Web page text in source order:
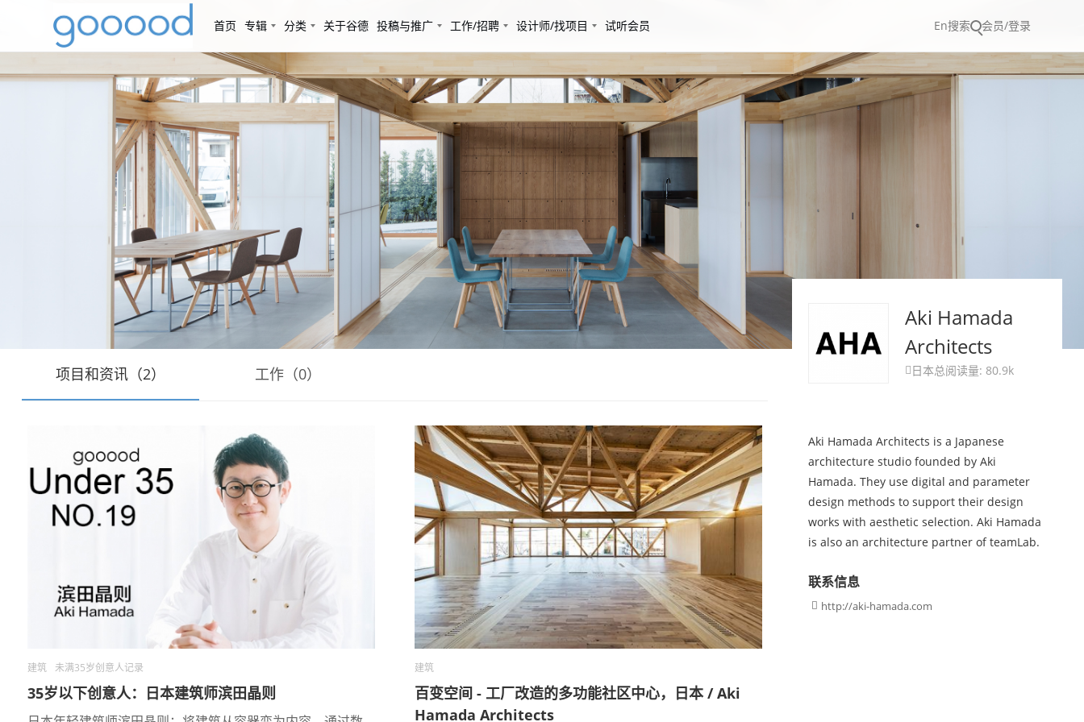
首页 专辑 分类 关于谷德 投稿与推广 工作/招聘 设计师/找项目 试听会员 En搜索 会员/登录
项目和资讯（2） 工作（0）
建筑 未满35岁创意人记录
35岁以下创意人：日本建筑师滨田晶则
建筑
百变空间 - 工厂改造的多功能社区中心，日本 / Aki
Hamada Architects
Aki Hamada
Architects
 日本总阅读量: 80.9k
Aki Hamada Architects is a Japanese
architecture studio founded by Aki
Hamada. They use digital and parameter
design methods to support their design
works with aesthetic selection. Aki Hamada
is also an architecture partner of teamLab.
联系信息
 http://aki-hamada.com